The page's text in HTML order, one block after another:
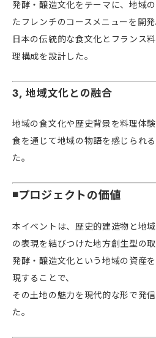
発酵・醸造文化をテーマに、地域
たフレンチのコースメニューを開発
日本の伝統的な食文化とフランス
理構成を設計した。
3, 地域文化との融合
地域の食文化や歴史背景を料理体験
食を通じて地域の物語を感じられ
た。
◾️プロジェクトの価値
本イベントは、歴史的建造物と地
の表現を結びつけた地方創生型の取
発酵・醸造文化という地域の資産
現することで、
その土地の魅力を現代的な形で発
た。